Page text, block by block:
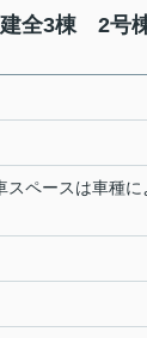
全3棟 2号
ペースは車種に